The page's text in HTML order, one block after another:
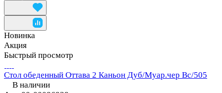
Новинка
Акция
Быстрый просмотр
Стол обеденный Оттава 2 Каньон Дуб/Муар.чер Вс/505
В наличии